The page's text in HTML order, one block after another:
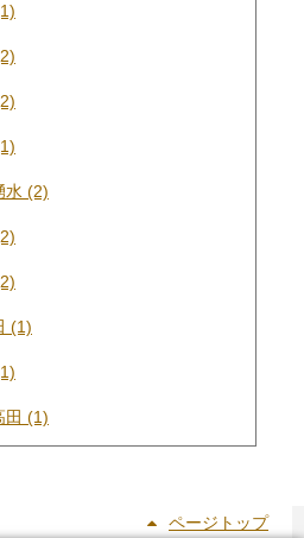
水 (2)
(1)
田 (1)
ページトップ